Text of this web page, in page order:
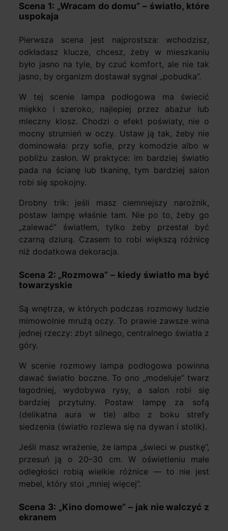
Scena 1: „Wracam do domu” – światło, które
uspokaja
Pierwsza scena jest najprostsza: wchodzisz,
odkładasz klucze, chcesz, żeby w mieszkaniu
było jasno na tyle, by czuć komfort, ale nie tak
jasno, by organizm dostawał sygnał „pobudka”.
W tej scenie lampa podłogowa ma świecić
miękko i szeroko, najlepiej przez abażur lub
mleczny klosz. Chodzi o efekt poświaty, nie o
mocny strumień w oczy. Ustaw ją tak, żeby nie
dominowała: przy sofie, przy komodzie albo w
pobliżu zasłon. W praktyce: im bardziej światło
pada na ścianę lub tkaninę, tym bardziej salon
robi się spokojny.
Drobny trik: jeśli masz ciemniejszy narożnik,
postaw lampę właśnie tam. Nie po to, żeby go
„zalewać” światłem, tylko żeby przestał być
czarną dziurą. Czasem to robi większą różnicę
niż dodatkowa dekoracja.
Scena 2: „Rozmowa” – kiedy światło ma być
towarzyskie
Są wnętrza, w których podczas rozmowy ludzie
mimowolnie mrużą oczy. To prawie zawsze wina
jednej rzeczy: zbyt silnego, centralnego światła z
góry.
W scenie rozmowy lampa podłogowa powinna
dawać światło boczne. To ono „modeluje” twarz
łagodniej, wydobywa rysy, a salon robi się
bardziej przytulny. Postaw lampę za sofą
(delikatna aura w tle) albo z boku strefy
siedzenia (światło rozlewa się na dywan i stolik).
Jeśli masz wrażenie, że lampa „świeci w pustkę”,
przesuń ją o 20–30 cm. W oświetleniu małe
odległości robią wielkie różnice — to nie jest
mebel, który stoi „mniej więcej”.
Scena 3: „Kino domowe” – jak nie walczyć z
ekranem